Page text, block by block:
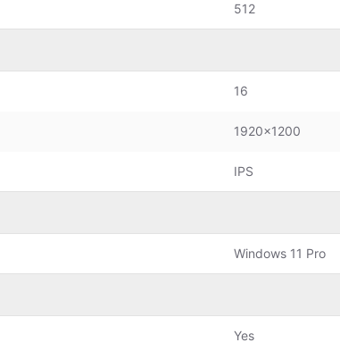
512
16
1920x1200
IPS
Windows 11 Pro
Yes